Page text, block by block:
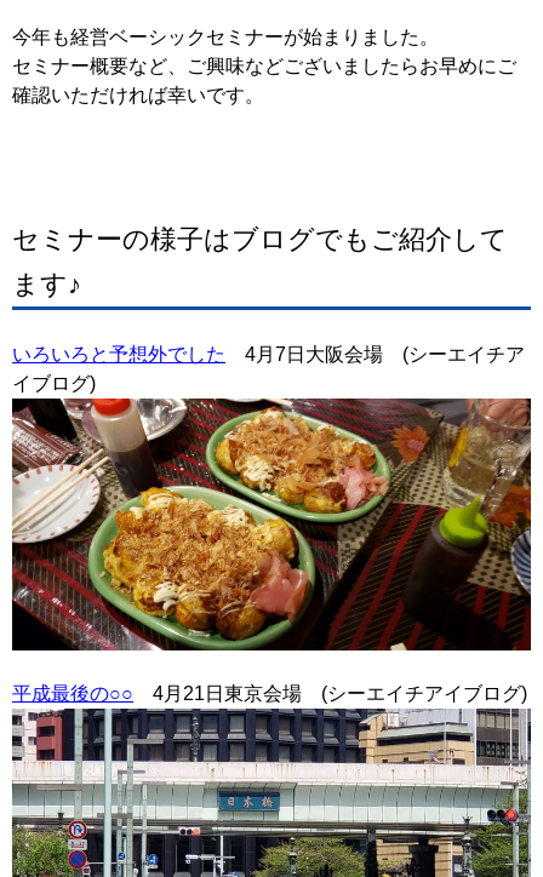
今年も経営ベーシックセミナーが始まりました。
セミナー概要など、ご興味などございましたらお早めにご
確認いただければ幸いです。
セミナーの様子はブログでもご紹介して
ます♪
いろいろと予想外でした
4月7日大阪会場 (シーエイチア
イブログ)
平成最後の○○ 4月21日東京会場 (シーエイチアイブログ)